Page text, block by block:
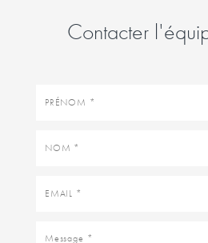
Contacter
Prénom
Nom
Email
Message